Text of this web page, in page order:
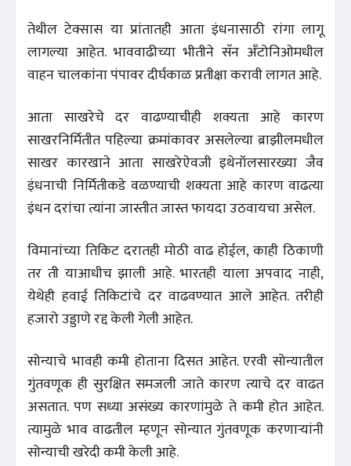
तेथील टेक्सास या प्रांतातही आता इंधनासाठी रांगा लागू
लागल्या आहेत. भाववाढीच्या भीतीने सॅन अँटोनिओमधील
वाहन चालकांना पंपावर दीर्घकाळ प्रतीक्षा करावी लागत आहे.
आता साखरेचे दर वाढण्याचीही शक्यता आहे कारण
साखरनिर्मितीत पहिल्या क्रमांकावर असलेल्या ब्राझीलमधील
साखर कारखाने आता साखरेऐवजी इथेनॉलसारख्या जैव
इंधनाची निर्मितीकडे वळण्याची शक्यता आहे कारण वाढत्या
इंधन दरांचा त्यांना जास्तीत जास्त फायदा उठवायचा असेल.
विमानांच्या तिकिट दरातही मोठी वाढ होईल, काही ठिकाणी
तर ती याआधीच झाली आहे. भारतही याला अपवाद नाही,
येथेही हवाई तिकिटांचे दर वाढवण्यात आले आहेत. तरीही
हजारो उड्डाणे रद्द केली गेली आहेत.
सोन्याचे भावही कमी होताना दिसत आहेत. एरवी सोन्यातील
गुंतवणूक ही सुरक्षित समजली जाते कारण त्याचे दर वाढत
असतात. पण सध्या असंख्य कारणांमुळे ते कमी होत आहेत.
त्यामुळे भाव वाढतील म्हणून सोन्यात गुंतवणूक करणाऱ्यांनी
सोन्याची खरेदी कमी केली आहे.